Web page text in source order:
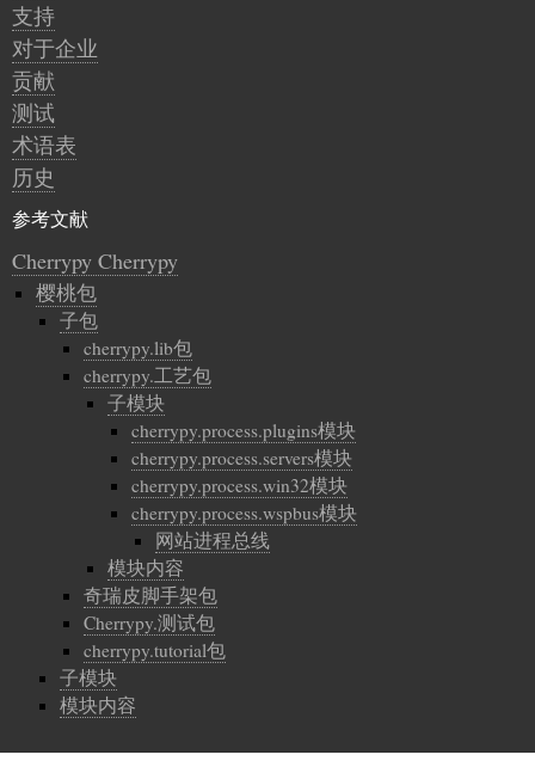
支持
对于企业
贡献
测试
术语表
历史
参考文献
Cherrypy Cherrypy
樱桃包
子包
cherrypy.lib包
cherrypy.工艺包
子模块
cherrypy.process.plugins模块
cherrypy.process.servers模块
cherrypy.process.win32模块
cherrypy.process.wspbus模块
网站进程总线
模块内容
奇瑞皮脚手架包
Cherrypy.测试包
cherrypy.tutorial包
子模块
模块内容